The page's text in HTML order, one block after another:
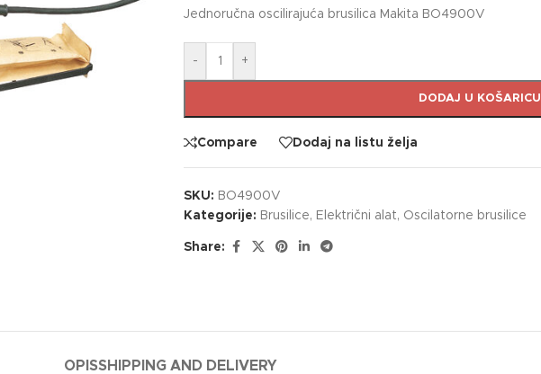
Jednoručna oscilirajuća brusilica Makita BO4900V
- +
DODAJ U KOŠARICU
Compare Dodaj na listu želja
SKU: BO4900V
Kategorije: Brusilice, Električni alat, Oscilatorne brusilice
Share:
OPISSHIPPING AND DELIVERY